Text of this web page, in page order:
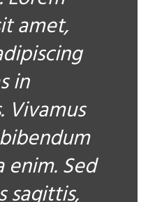
amet,
in
Vivamus
Sed
sagittis,